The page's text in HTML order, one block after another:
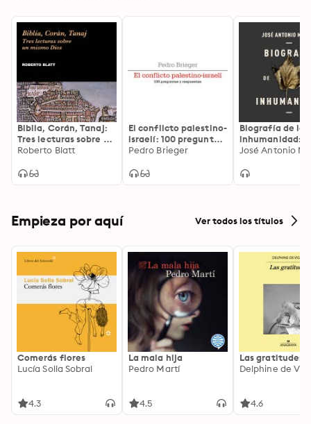
clave del nacimiento del capitalismo.
Biblia, Corán, Tanaj:
Tres lecturas sobre un
mismo Dios
Roberto Blatt
El conflicto palestino-
israelí: 100 preguntas
y respuestas
Pedro Brieger
Biografía de la
inhumanidad:
Historia de la
y la
José Antonio
Empieza por aquí Ver todos los títulos
Comerás flores
Lucía Solla Sobral
4.3
La mala hija
Pedro Martí
4.5
Las gratitudes
Delphine de
4.6